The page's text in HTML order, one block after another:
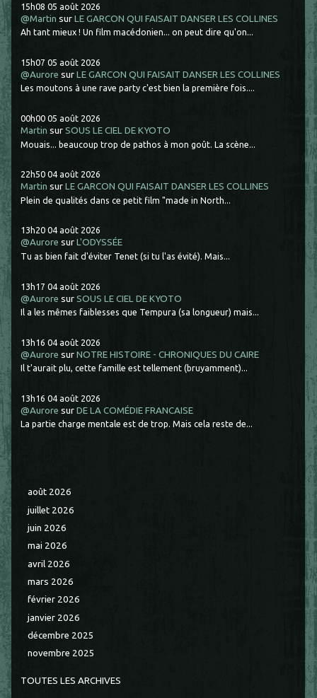
15h08 05 août 2026
@Martin surLE GARCON QUI FAISAIT DANSER LES COLLINES
Ah tant mieux ! Un film macédonien... on peut dire qu'on...
15h07 05 août 2026
@Aurore surLE GARCON QUI FAISAIT DANSER LES COLLINES
Les moutons à une rave party c'est bien la première fois....
00h00 05 août 2026
Martin surSOUS LE CIEL DE KYOTO
Mouais... beaucoup trop de pathos à mon goût. La scène...
22h50 04 août 2026
Martin surLE GARCON QUI FAISAIT DANSER LES COLLINES
Plein de qualités dans ce petit film "made in North...
13h20 04 août 2026
@Aurore surL'ODYSSÉE
Tu as bien fait d'éviter Tenet (si tu l'as évité). Mais...
13h17 04 août 2026
@Aurore surSOUS LE CIEL DE KYOTO
Il a les mêmes faiblesses que Tempura (sa longueur) mais...
13h16 04 août 2026
@Aurore surNOTRE HISTOIRE - CHRONIQUES DU CAIRE
Il t'aurait plu, cette famille est tellement (bruyamment)...
13h16 04 août 2026
@Aurore surDE LA COMÉDIE FRANCAISE
La partie charge mentale est de trop. Mais cela reste de...
août 2026
juillet 2026
juin 2026
mai 2026
avril 2026
mars 2026
février 2026
janvier 2026
décembre 2025
novembre 2025
TOUTES LES ARCHIVES